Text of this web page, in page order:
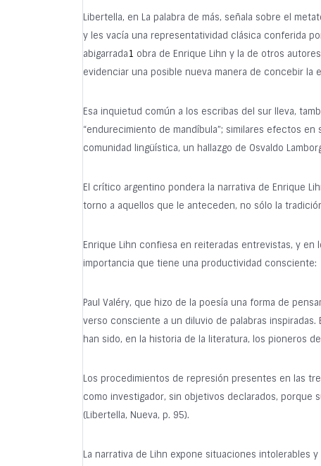
Libertella, en La palabra de más, señala sobre el
y les vacía una representatividad clásica conferida
abigarrada1 obra de Enrique Lihn y la de otros
evidenciar una posible nueva manera de concebir la
Esa inquietud común a los escribas del sur lleva,
“endurecimiento de mandíbula”; similares efectos
comunidad lingüística, un hallazgo de Osvaldo
El crítico argentino pondera la narrativa de Enrique
torno a aquellos que le anteceden, no sólo la
Enrique Lihn confiesa en reiteradas entrevistas, y
importancia que tiene una productividad consciente:
Paul Valéry, que hizo de la poesía una forma de
verso consciente a un diluvio de palabras
han sido, en la historia de la literatura, los pioneros
Los procedimientos de represión presentes en las
como investigador, sin objetivos declarados, porque
(Libertella, Nueva, p. 95).
La narrativa de Lihn expone situaciones intolerables